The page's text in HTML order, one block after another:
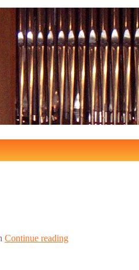
Continue readingORGUE